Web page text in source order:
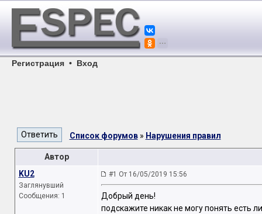
Регистрация • Вход
Список форумов» Нарушения правил
Автор
KU2
Заглянувший
Сообщения: 1
#1 От 16/05/2019 15:56
Добрый день!
подскажите никак не могу понять есть